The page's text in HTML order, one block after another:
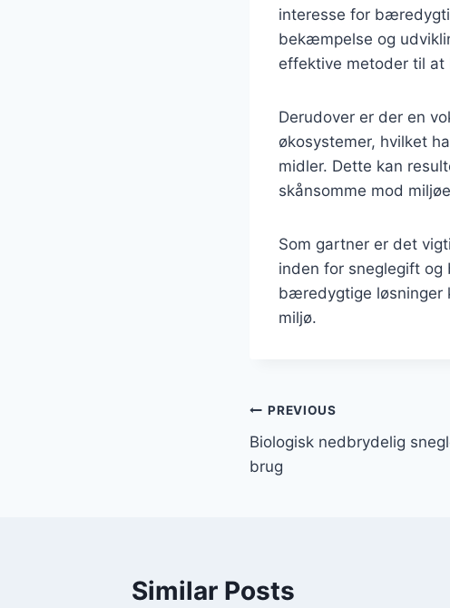
interesse for
bekæmpelse og
effektive metoder til at
Derudover er der en
økosystemer, hvilket
midler. Dette kan
skånsomme mod
Som gartner er det
inden for sneglegift
bæredygtige løsninger
miljø.
PREVIOUS
Biologisk nedbrydelig
brug
Similar Posts